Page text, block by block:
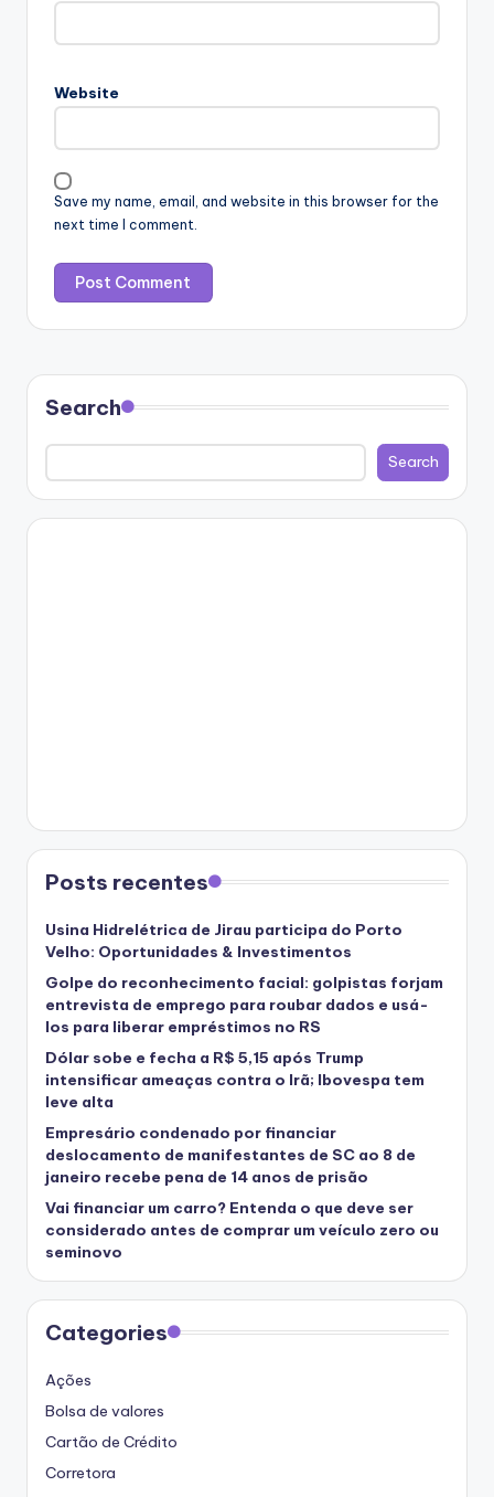
Website
Save my name, email, and website in this browser for the
next time I comment.
Search
Search
Posts recentes
Usina Hidrelétrica de Jirau participa do Porto
Velho: Oportunidades & Investimentos
Golpe do reconhecimento facial: golpistas forjam
entrevista de emprego para roubar dados e usá-
los para liberar empréstimos no RS
Dólar sobe e fecha a R$ 5,15 após Trump
intensificar ameaças contra o Irã; Ibovespa tem
leve alta
Empresário condenado por financiar
deslocamento de manifestantes de SC ao 8 de
janeiro recebe pena de 14 anos de prisão
Vai financiar um carro? Entenda o que deve ser
considerado antes de comprar um veículo zero ou
seminovo
Categories
Ações
Bolsa de valores
Cartão de Crédito
Corretora